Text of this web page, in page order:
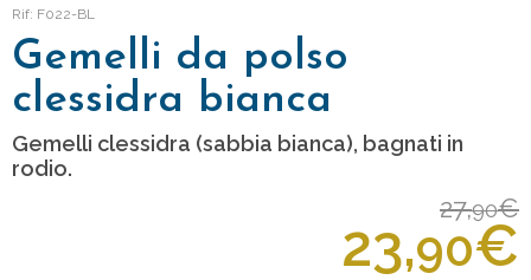
Rif: F022-BL
Gemelli da polso
clessidra bianca
Gemelli clessidra (sabbia bianca), bagnati in
rodio.
27,90€
23,90€